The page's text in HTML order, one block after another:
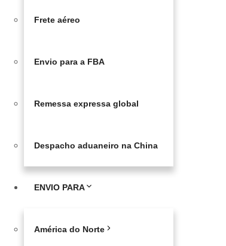
Frete aéreo
Envio para a FBA
Remessa expressa global
Despacho aduaneiro na China
ENVIO PARA
América do Norte